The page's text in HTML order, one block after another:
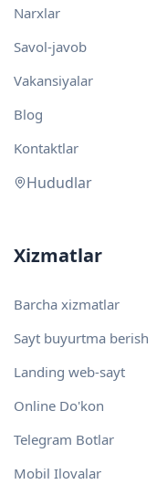
Narxlar
Savol-javob
Vakansiyalar
Blog
Kontaktlar
Hududlar
Xizmatlar
Barcha xizmatlar
Sayt buyurtma berish
Landing web-sayt
Online Do'kon
Telegram Botlar
Mobil Ilovalar